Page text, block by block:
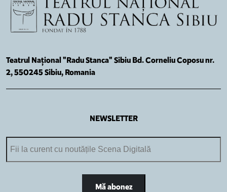
Teatrul Național "Radu Stanca" Sibiu Bd. Corneliu Coposu nr.
2, 550245 Sibiu, Romania
NEWSLETTER